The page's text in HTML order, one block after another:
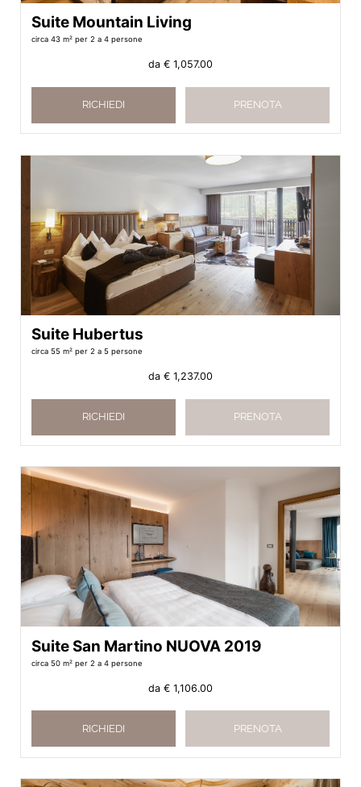
Suite Mountain Living
circa 43 m² per 2 a 4 persone
da € 1,057.00
RICHIEDI PRENOTA
Suite Hubertus
circa 55 m² per 2 a 5 persone
da € 1,237.00
RICHIEDI PRENOTA
Suite San Martino NUOVA 2019
circa 50 m² per 2 a 4 persone
da € 1,106.00
RICHIEDI PRENOTA